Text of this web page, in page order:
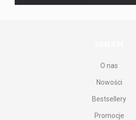
newslettera.
O nas
Nowości
Bestsellery
Promocje